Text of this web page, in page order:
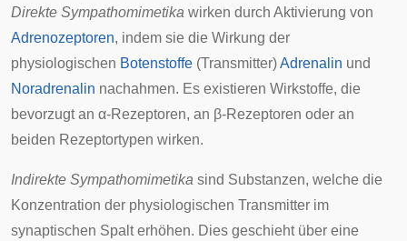
Direkte Sympathomimetika wirken durch Aktivierung von
Adrenozeptoren, indem sie die Wirkung der
physiologischen Botenstoffe (Transmitter)Adrenalin und
Noradrenalin nachahmen. Es existieren Wirkstoffe, die
bevorzugt an α-Rezeptoren, an β-Rezeptoren oder an
beiden Rezeptortypen wirken.
Indirekte Sympathomimetika sind Substanzen, welche die
Konzentration der physiologischen Transmitter im
synaptischen Spalterhöhen. Dies geschieht über eine